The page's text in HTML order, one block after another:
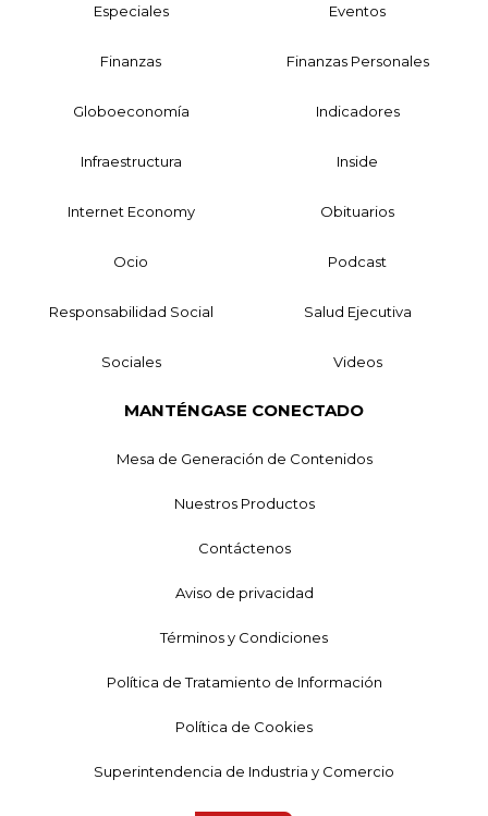
Especiales Eventos
Finanzas Finanzas Personales
Globoeconomía Indicadores
Infraestructura Inside
Internet Economy Obituarios
Ocio Podcast
Responsabilidad Social Salud Ejecutiva
Sociales Videos
MANTÉNGASE CONECTADO
Mesa de Generación de Contenidos
Nuestros Productos
Contáctenos
Aviso de privacidad
Términos y Condiciones
Política de Tratamiento de Información
Política de Cookies
Superintendencia de Industria y Comercio